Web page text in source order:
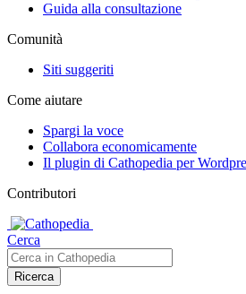
Guida alla consultazione
Comunità
Siti suggeriti
Come aiutare
Spargi la voce
Collabora economicamente
Il plugin di Cathopedia per
Contributori
Cerca
Ricerca